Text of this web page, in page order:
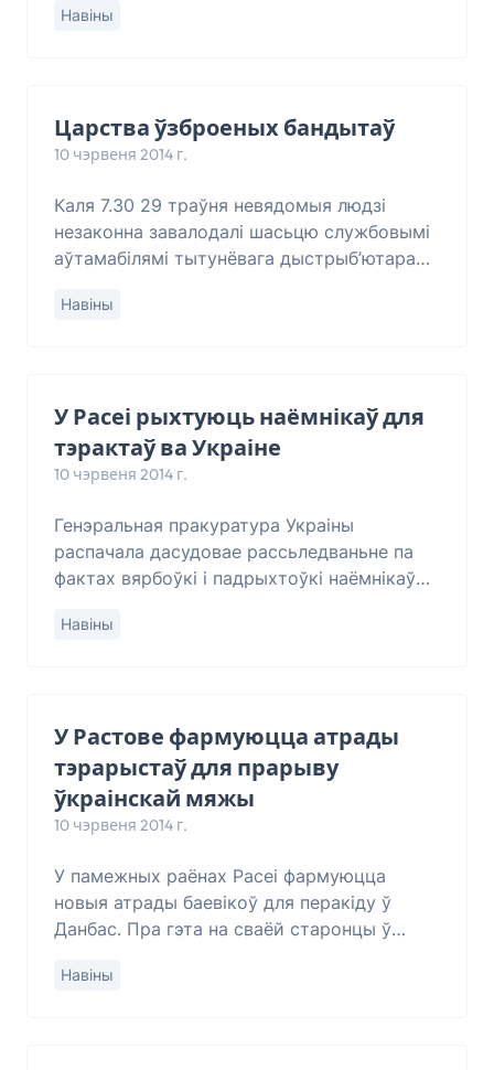
Газэта зьвярнула ўвагу на менш вядо
Навіны
Царства ўзброеных бандытаў
10 чэрвеня 2014 г.
Каля 7.30 29 траўня невядомыя людзі
незаконна завалодалі шасьцю службовымі
аўтамабілямі тытунёвага дыстрыб’ютара
“ОстроВ” са спасылкай на прэс-службу
Навіны
У Расеі рыхтуюць наёмнікаў для
тэрактаў ва Украіне
10 чэрвеня 2014 г.
Генэральная пракуратура Украіны
распачала дасудовае рассьледваньне па
фактах вярбоўкі і падрыхтоўкі наёмнікаў
Украіне, паведамляе “Украинская правда”
Навіны
У Растове фармуюцца атрады
тэрарыстаў для прарыву
ўкраінскай мяжы
10 чэрвеня 2014 г.
У памежных раёнах Расеі фармуюцца
новыя атрады баевікоў для перакіду ў
Данбас. Пра гэта на сваёй старонцы ў
палітычных дасьледваньняў Дмытро
Навіны